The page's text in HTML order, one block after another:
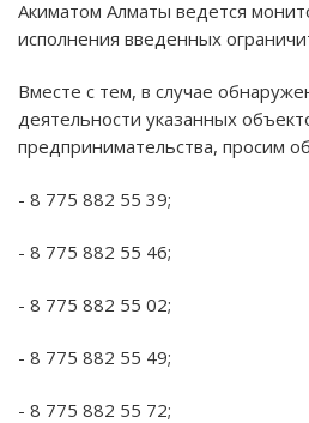
Акиматом Алматы ведется
исполнения введенных
Вместе с тем, в случае
деятельности указанных
предпринимательства, просим
- 8 775 882 55 39;
- 8 775 882 55 46;
- 8 775 882 55 02;
- 8 775 882 55 49;
- 8 775 882 55 72;